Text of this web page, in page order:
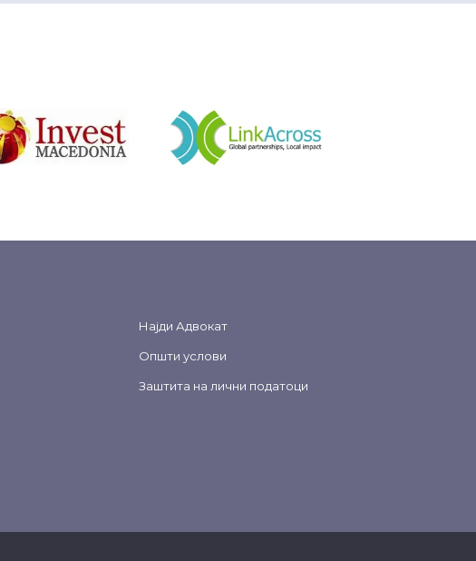
Најди Адвокат
Општи услови
Заштита на лични податоци